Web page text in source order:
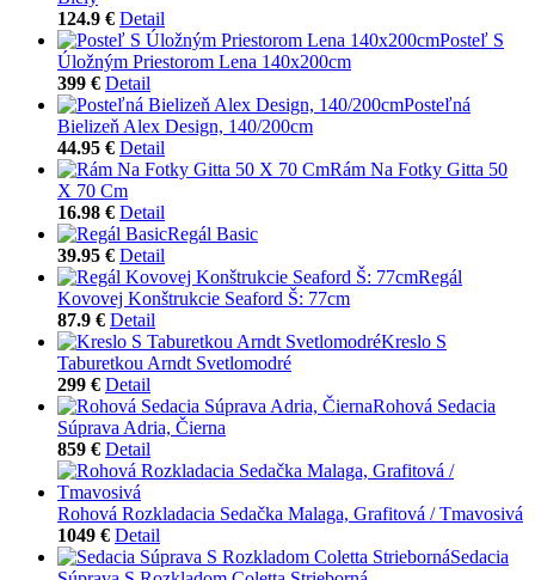
124.9 € Detail
Posteľ S
Úložným Priestorom Lena 140x200cm
399 € Detail
Posteľná
Bielizeň Alex Design, 140/200cm
44.95 € Detail
Rám Na Fotky Gitta 50
X 70 Cm
16.98 € Detail
Regál Basic
39.95 € Detail
Regál
Kovovej Konštrukcie Seaford Š: 77cm
87.9 € Detail
Kreslo S
Taburetkou Arndt Svetlomodré
299 € Detail
Rohová Sedacia
Súprava Adria, Čierna
859 € Detail
Rohová Rozkladacia Sedačka Malaga, Grafitová / Tmavosivá
1049 € Detail
Sedacia